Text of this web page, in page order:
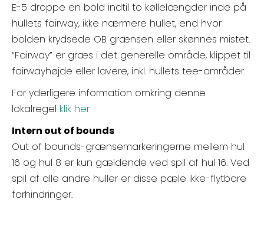
E-5 droppe en bold indtil to køllelængder inde på
hullets fairway, ikke nærmere hullet, end hvor
bolden krydsede OB grænsen eller skønnes mistet.
“Fairway” er græs i det generelle område, klippet til
fairwayhøjde eller lavere, inkl. hullets tee-områder.
For yderligere information omkring denne
lokalregel klik her
Intern out of bounds
Out of bounds-grænsemarkeringerne mellem hul
16 og hul 8 er kun gældende ved spil af hul 16. Ved
spil af alle andre huller er disse pæle ikke-flytbare
forhindringer.